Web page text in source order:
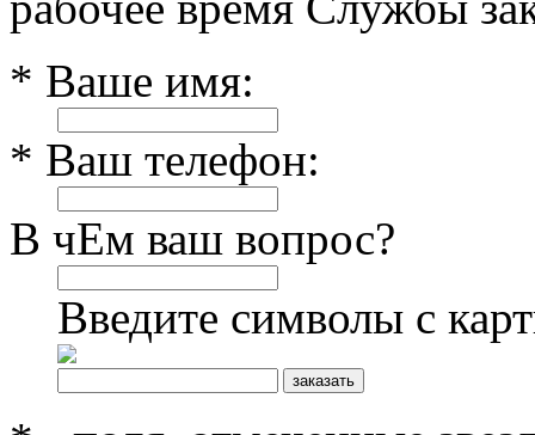
* Ваше имя:
* Ваш телефон:
В чЕм ваш вопрос?
Введите символы с